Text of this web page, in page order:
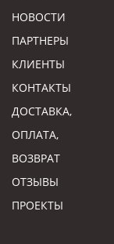
НОВОСТИ
ПАРТНЕРЫ
КЛИЕНТЫ
КОНТАКТЫ
ДОСТАВКА,
ОПЛАТА,
ВОЗВРАТ
ОТЗЫВЫ
ПРОЕКТЫ